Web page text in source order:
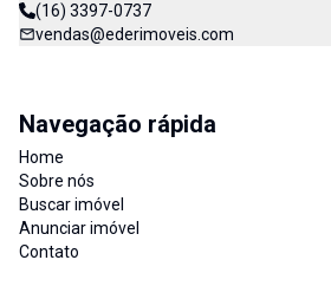
(16) 3397-0737
vendas@ederimoveis.com
Navegação rápida
Home
Sobre nós
Buscar imóvel
Anunciar imóvel
Contato